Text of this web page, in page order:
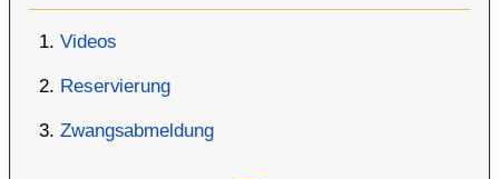
Videos
Reservierung
Zwangsabmeldung